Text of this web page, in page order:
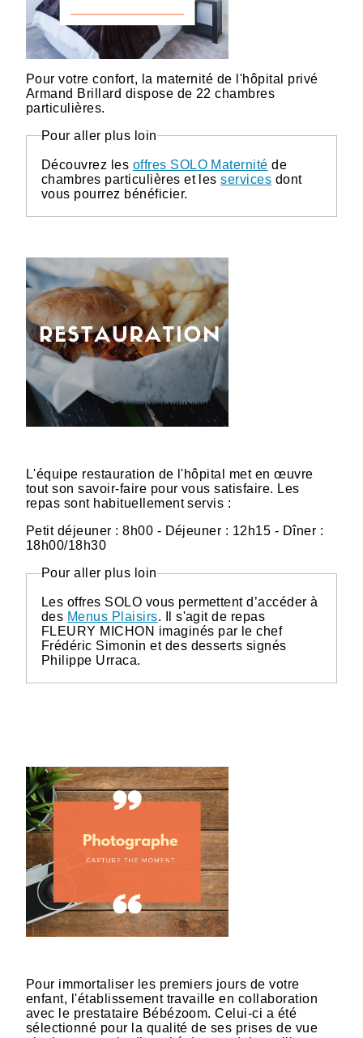
Pour votre confort, la maternité de l'hôpital privé
Armand Brillard dispose de 22 chambres
particulières.
Pour aller plus loin
Découvrez les offres SOLO Maternité de
chambres particulières et lesservices dont
vous pourrez bénéficier.
L'équipe restauration de l'hôpital met en œuvre
tout son savoir-faire pour vous satisfaire. Les
repas sont habituellement servis :
Petit déjeuner : 8h00 - Déjeuner : 12h15 - Dîner :
18h00/18h30
Pour aller plus loin
Les offres SOLO vous permettent d’accéder à
des Menus Plaisirs. Il s'agit de repas
FLEURY MICHON imaginés par le chef
Frédéric Simonin et des desserts signés
Philippe Urraca.
Pour immortaliser les premiers jours de votre
enfant, l'établissement travaille en collaboration
avec le prestataire Bébézoom. Celui-ci a été
sélectionné pour la qualité de ses prises de vue